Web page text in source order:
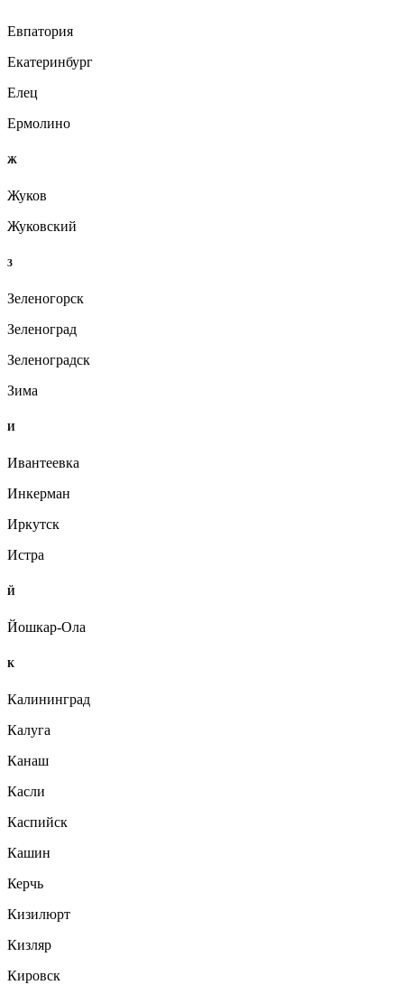
Евпатория
Екатеринбург
Елец
Ермолино
Ж
Жуков
Жуковский
З
Зеленогорск
Зеленоград
Зеленоградск
Зима
И
Ивантеевка
Инкерман
Иркутск
Истра
Й
Йошкар-Ола
К
Калининград
Калуга
Канаш
Касли
Каспийск
Кашин
Керчь
Кизилюрт
Кизляр
Кировск